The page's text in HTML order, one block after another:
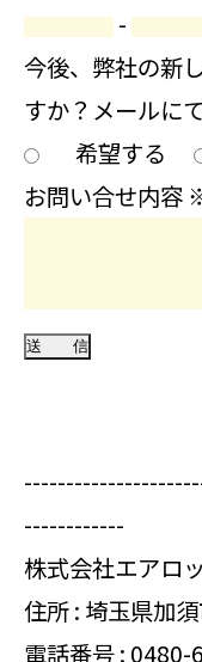
-
今後、弊社の新
すか？メールに
希望する
お問い合せ内容
------------
株式会社エアロ
住所 : 埼玉県加
電話番号 : 0480-